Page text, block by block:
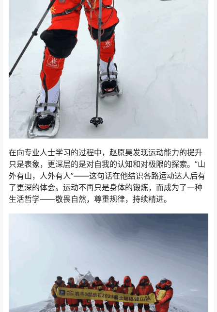
在向专业人士学习的过程中，赵原昊发现运动能力的提升
只是表象，更深层的是对自我的认知和对极限的探索。”山
外有山，人外有人”——这句话在他结识各路运动达人后有
了更深的体会。运动不再只是身体的锻炼，而成为了一种
生活哲学——敬畏自然，尊重规律，持续精进。